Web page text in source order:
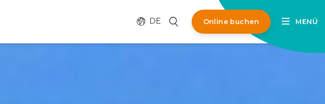
Sprache ändern
DE Suchen MENÜ
Online buchen